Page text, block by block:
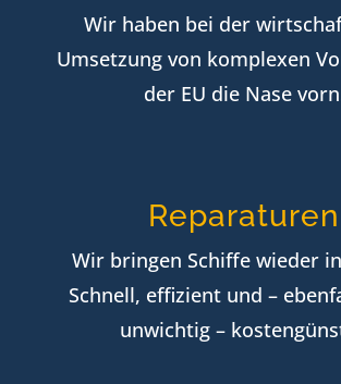
Wir haben bei der
Umsetzung von komplexen
der EU die Nase
Reparaturen
Wir bringen Schiffe wieder
Schnell, effizient und –
unwichtig –